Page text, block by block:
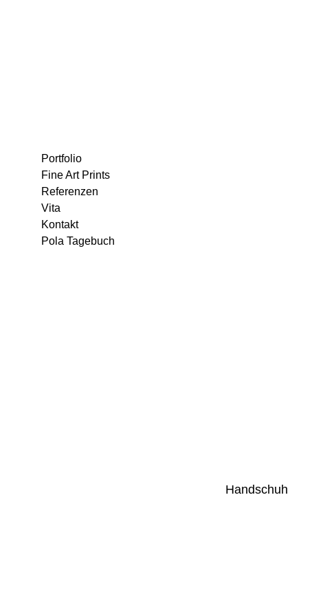
Portfolio
Fine Art Prints
Referenzen
Vita
Kontakt
Pola Tagebuch
Handschuh